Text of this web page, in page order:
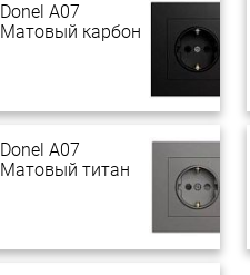
Donel A07
Матовый карбон
Donel A07
Матовый титан